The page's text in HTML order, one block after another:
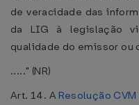
de veracidade das
da LIG à legislação
qualidade do emissor ou
....." (NR)
Art. 14. A Resolução